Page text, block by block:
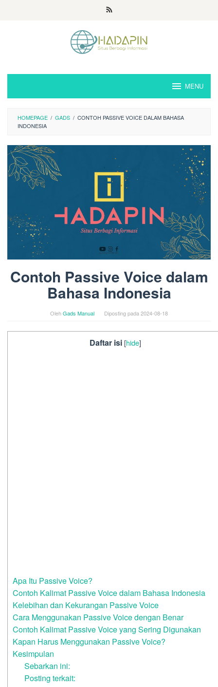
MENU
HOMEPAGE / GADS / CONTOH PASSIVE VOICE DALAM BAHASA
INDONESIA
Contoh Passive Voice dalam
Bahasa Indonesia
OlehGads Manual Diposting pada 2024-08-18
Daftar isi [hide]
Apa Itu Passive Voice?
Contoh Kalimat Passive Voice dalam Bahasa Indonesia
Kelebihan dan Kekurangan Passive Voice
Cara Menggunakan Passive Voice dengan Benar
Contoh Kalimat Passive Voice yang Sering Digunakan
Kapan Harus Menggunakan Passive Voice?
Kesimpulan
Sebarkan ini:
Posting terkait: